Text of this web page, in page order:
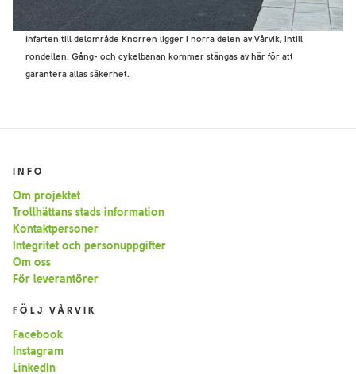
Infarten till delområde Knorren ligger i norra delen av Vårvik, intill
rondellen. Gång- och cykelbanan kommer stängas av här för att
garantera allas säkerhet.
INFO
Om projektet
Trollhättans stads information
Kontaktpersoner
Integritet och personuppgifter
Om oss
För leverantörer
FÖLJ VÅRVIK
Facebook
Instagram
LinkedIn